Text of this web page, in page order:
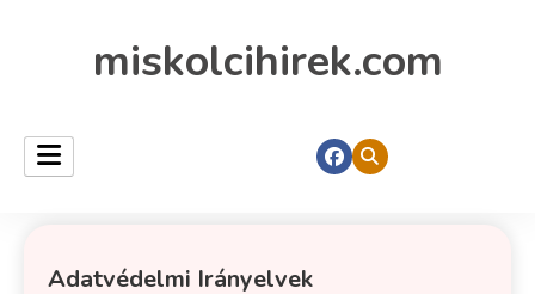
miskolcihirek.com
Adatvédelmi Irányelvek